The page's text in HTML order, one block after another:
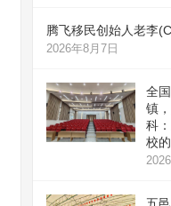
腾飞移民创始人老李
2026年8月7日
全
镇
科
校